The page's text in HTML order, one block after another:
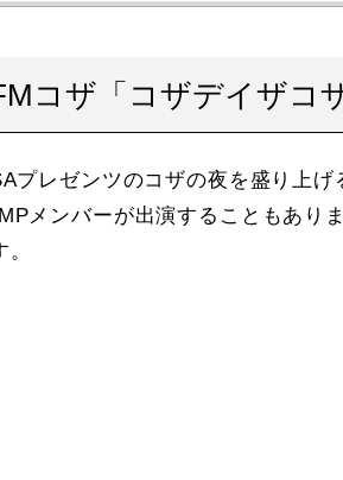
コザ「コザデイザコ
プレゼンツのコザの夜を盛り上
メンバーが出演することもあり
。